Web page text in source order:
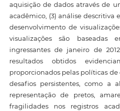
aquisição de dados através de
acadêmico, (3) análise descritiva
desenvolvimento de
visualizações são baseadas
ingressantes de janeiro de
resultados obtidos
proporcionados pelas políticas
desafios persistentes, como a
representação de pretos,
fragilidades nos registros